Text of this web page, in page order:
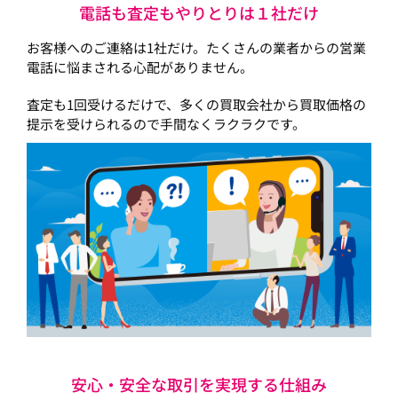
電話も査定もやりとりは１社だけ
お客様へのご連絡は1社だけ。たくさんの業者からの営業
電話に悩まされる心配がありません。
査定も1回受けるだけで、多くの買取会社から買取価格の
提示を受けられるので手間なくラクラクです。
安心・安全な取引を実現する仕組み